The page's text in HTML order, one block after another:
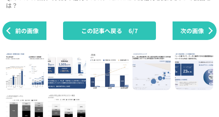
は？
前の画像 次の画像
この記事へ戻る 6/7